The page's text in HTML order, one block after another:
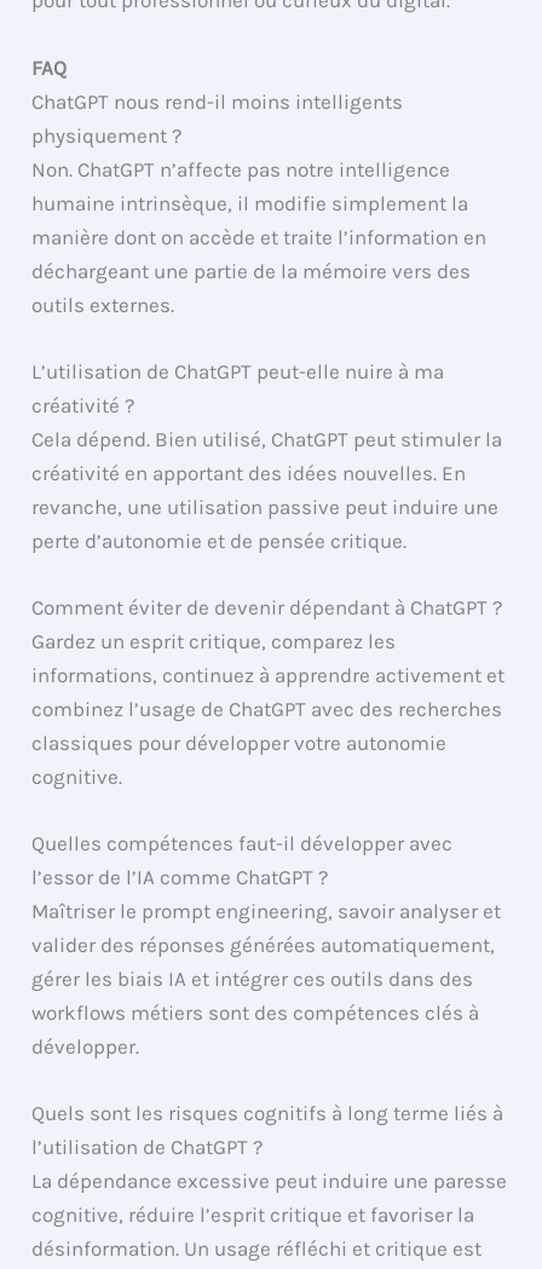
FAQ
ChatGPT nous rend-il moins intelligents
physiquement ?
Non. ChatGPT n’affecte pas notre intelligence
humaine intrinsèque, il modifie simplement la
manière dont on accède et traite l’information en
déchargeant une partie de la mémoire vers des
outils externes.
L’utilisation de ChatGPT peut-elle nuire à ma
créativité ?
Cela dépend. Bien utilisé, ChatGPT peut stimuler la
créativité en apportant des idées nouvelles. En
revanche, une utilisation passive peut induire une
perte d’autonomie et de pensée critique.
Comment éviter de devenir dépendant à ChatGPT ?
Gardez un esprit critique, comparez les
informations, continuez à apprendre activement et
combinez l’usage de ChatGPT avec des recherches
classiques pour développer votre autonomie
cognitive.
Quelles compétences faut-il développer avec
l’essor de l’IA comme ChatGPT ?
Maîtriser le prompt engineering, savoir analyser et
valider des réponses générées automatiquement,
gérer les biais IA et intégrer ces outils dans des
workflows métiers sont des compétences clés à
développer.
Quels sont les risques cognitifs à long terme liés à
l’utilisation de ChatGPT ?
La dépendance excessive peut induire une paresse
cognitive, réduire l’esprit critique et favoriser la
désinformation. Un usage réfléchi et critique est